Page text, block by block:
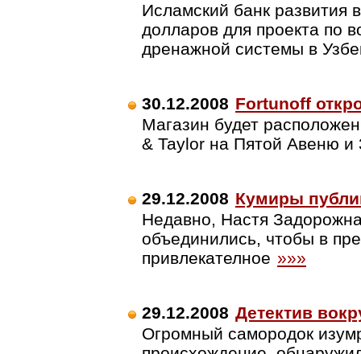
Исламский банк развития
долларов для проекта по
дренажной системы в
30.12.2008 Fortunoff
Магазин будет
& Taylor на Пятой Авеню
29.12.2008 Кумиры
Недавно, Настя
объединились, чтобы в
привлекателное »»»
29.12.2008 Детектив
Огромный самородок